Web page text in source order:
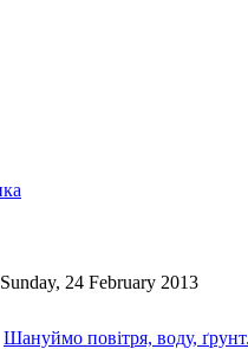
Sunday, 24 February 2013
Шануймо повітря, воду,